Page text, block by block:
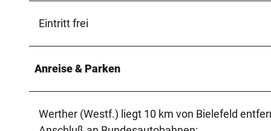
Eintritt frei
Anreise & Parken
Werther (Westf.) liegt 10 km von Bielefeld